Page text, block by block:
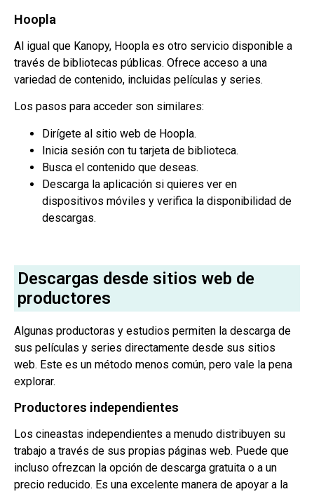
Hoopla
Al igual que Kanopy, Hoopla es otro servicio disponible a
través de bibliotecas públicas. Ofrece acceso a una
variedad de contenido, incluidas películas y series.
Los pasos para acceder son similares:
Dirígete al sitio web de Hoopla.
Inicia sesión con tu tarjeta de biblioteca.
Busca el contenido que deseas.
Descarga la aplicación si quieres ver en
dispositivos móviles y verifica la disponibilidad de
descargas.
Descargas desde sitios web de
productores
Algunas productoras y estudios permiten la descarga de
sus películas y series directamente desde sus sitios
web. Este es un método menos común, pero vale la pena
explorar.
Productores independientes
Los cineastas independientes a menudo distribuyen su
trabajo a través de sus propias páginas web. Puede que
incluso ofrezcan la opción de descarga gratuita o a un
precio reducido. Es una excelente manera de apoyar a la